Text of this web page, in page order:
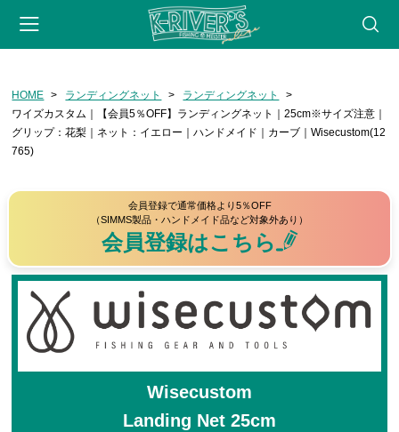
会員登録 マイページ カート webサイト
CATEGORY
フライライン
リーダー・ティペット
フライ用アクセサリー
HOME ランディングネット
ランディングネット
ワイズカスタム｜【会員5％OFF】ランディングネット｜25cm※サイズ注意｜
グリップ：花梨｜ネット：イエロー｜ハンドメイド｜カーブ｜Wisecustom(12
765)
会員登録で通常価格より5％OFF
（SIMMS製品・ハンドメイド品など対象外あり）
会員登録はこちら
Wisecustom
Landing Net 25cm